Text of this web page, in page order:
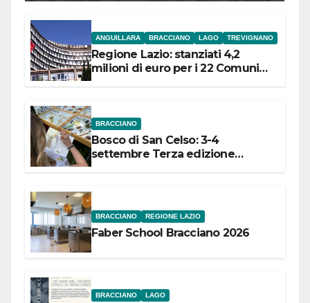
ANGUILLARA BRACCIANO LAGO TREVIGNANO
Regione Lazio: stanziati 4,2
milioni di euro per i 22 Comuni
BRACCIANO
Bosco di San Celso: 3-4
settembre Terza edizione
BRACCIANO REGIONE LAZIO
Faber School Bracciano 2026
BRACCIANO LAGO